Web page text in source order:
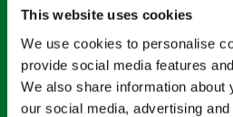
This website uses cookies
We use cookies to personalise
provide social media features
We also share information about
our social media, advertising
Inscrivez-vous à
newsletter
« » indique les champs